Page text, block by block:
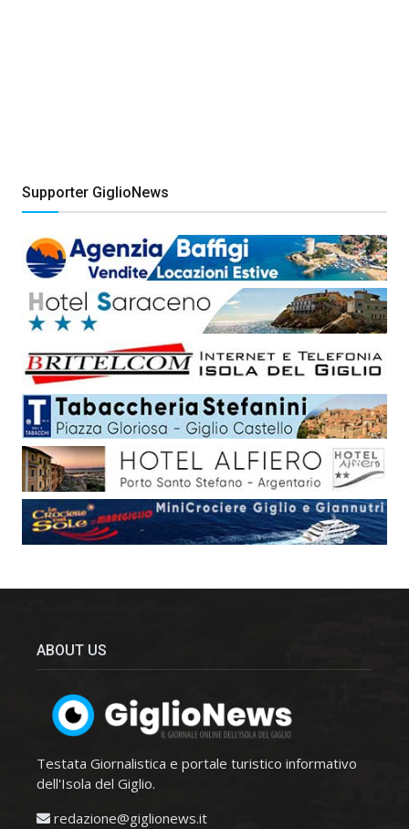
Supporter GiglioNews
ABOUT US
Testata Giornalistica e portale turistico informativo
dell'Isola del Giglio.
redazione@giglionews.it